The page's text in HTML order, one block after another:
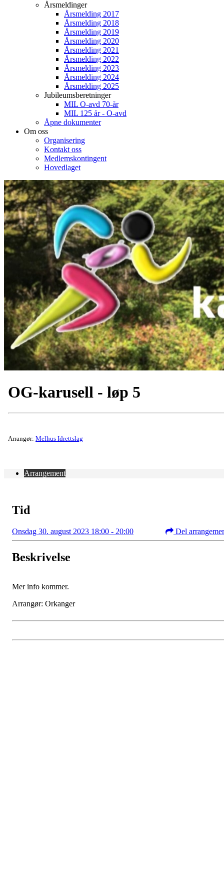
Årsmeldinger
Årsmelding 2017
Årsmelding 2018
Årsmelding 2019
Årsmelding 2020
Årsmelding 2021
Årsmelding 2022
Årsmelding 2023
Årsmelding 2024
Årsmelding 2025
Jubileumsberetninger
MIL O-avd 70-år
MIL 125 år - O-avd
Åpne dokumenter
Om oss
Organisering
Kontakt oss
Medlemskontingent
Hovedlaget
OG-karusell - løp 5
Arrangør: Melhus Idrettslag
Arrangement
Tid
Onsdag 30. august 2023 18:00 - 20:00 Del
Beskrivelse
Mer info kommer.
Arrangør: Orkanger